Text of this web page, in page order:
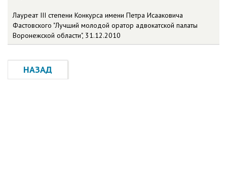
Лауреат III степени Конкурса имени Петра Исааковича
Фастовского "Лучший молодой оратор адвокатской палаты
Воронежской области", 31.12.2010
НАЗАД